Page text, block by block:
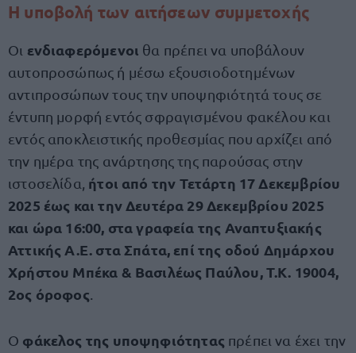
Η υποβολή των αιτήσεων συμμετοχής
Οι ενδιαφερόμενοι θα πρέπει να υποβάλουν
αυτοπροσώπως ή μέσω εξουσιοδοτημένων
αντιπροσώπων τους την υποψηφιότητά τους σε
έντυπη μορφή εντός σφραγισμένου φακέλου και
εντός αποκλειστικής προθεσμίας που αρχίζει από
την ημέρα της ανάρτησης της παρούσας στην
ιστοσελίδα, ήτοι από την Τετάρτη 17 Δεκεμβρίου
2025 έως και την Δευτέρα 29 Δεκεμβρίου 2025
και ώρα 16:00, στα γραφεία της Αναπτυξιακής
Αττικής Α.Ε. στα Σπάτα, επί της οδού Δημάρχου
Χρήστου Μπέκα & Βασιλέως Παύλου, Τ.Κ. 19004,
2ος όροφος
Ο φάκελος της υποψηφιότητας πρέπει να έχει την